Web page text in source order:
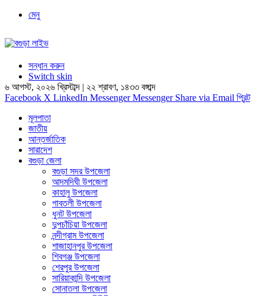
মেনু
সন্ধান করুন
Switch skin
৬ আগস্ট, ২০২৬ খ্রিস্টাব্দ | ২২ শ্রাবণ, ১৪৩৩ বঙ্গাব্দ
Facebook X LinkedIn Messenger Messenger Share via Email প্রিন্ট
মূলপাতা
জাতীয়
আন্তর্জাতিক
সারাদেশ
বগুড়া জেলা
বগুড়া সদর উপজেলা
আদমদিঘী উপজেলা
কাহালু উপজেলা
গাবতলী উপজেলা
ধুনট উপজেলা
দুপচাঁচিয়া উপজেলা
নন্দীগ্রাম উপজেলা
শাজাহানপুর উপজেলা
শিবগঞ্জ উপজেলা
শেরপুর উপজেলা
সারিয়াকান্দি উপজেলা
সোনাতলা উপজেলা